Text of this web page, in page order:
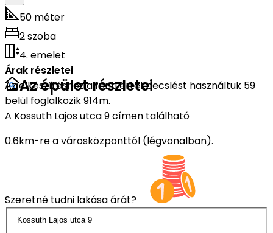
50 méter
2 szoba
4. emelet
Árak részletei
Az elkészítéshez a fenti értékbecslést használtuk 59
belül foglalkozik 914m.
Az épület részletei
A Kossuth Lajos utca 9 címen található
0.6km-re a városközponttól (légvonalban).
Szeretné tudni lakása árát?